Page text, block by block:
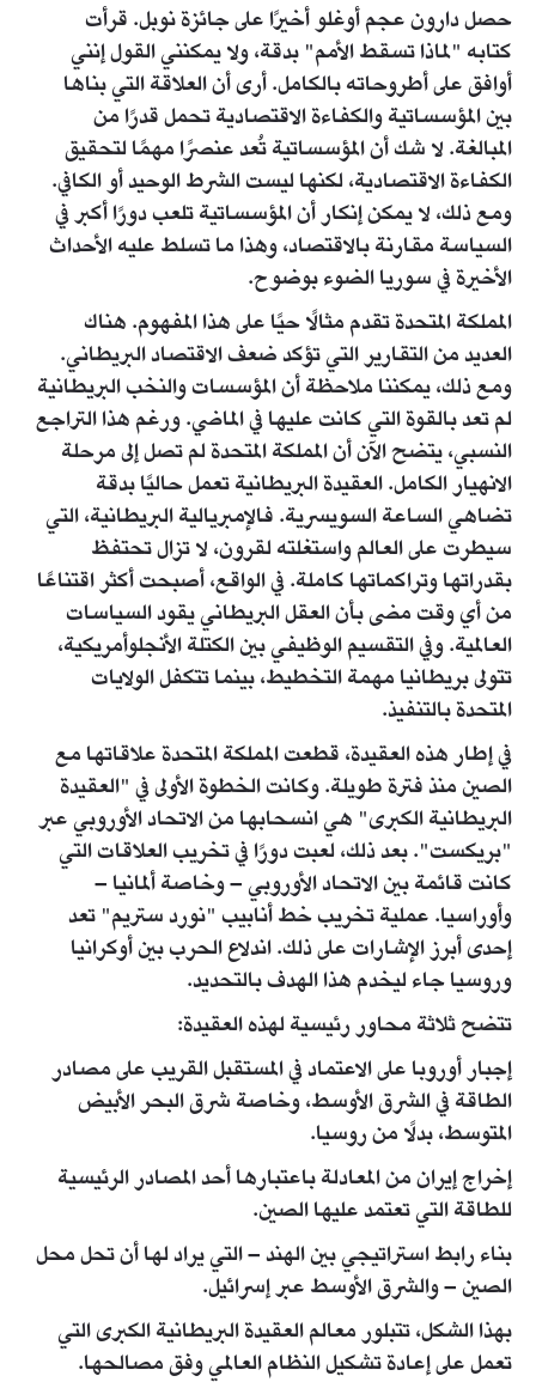
حصل دارون عجم أوغلو أخيرًا على جائزة نوبل. قرأت
كتابه "لماذا تسقط الأمم" بدقة، ولا يمكنني القول إنني
أوافق على أطروحاته بالكامل. أرى أن العلاقة التي بناها
بين المؤسساتية والكفاءة الاقتصادية تحمل قدرًا من
المبالغة. لا شك أن المؤسساتية تُعد عنصرًا مهمًا لتحقيق
الكفاءة الاقتصادية، لكنها ليست الشرط الوحيد أو الكافي.
ومع ذلك، لا يمكن إنكار أن المؤسساتية تلعب دورًا أكبر في
السياسة مقارنة بالاقتصاد، وهذا ما تسلط عليه الأحداث
الأخيرة في سوريا الضوء بوضوح.
المملكة المتحدة تقدم مثالًا حيًا على هذا المفهوم. هناك
العديد من التقارير التي تؤكد ضعف الاقتصاد البريطاني.
ومع ذلك، يمكننا ملاحظة أن المؤسسات والنخب البريطانية
لم تعد بالقوة التي كانت عليها في الماضي. ورغم هذا التراجع
النسبي، يتضح الآن أن المملكة المتحدة لم تصل إلى مرحلة
الانهيار الكامل. العقيدة البريطانية تعمل حاليًا بدقة
تضاهي الساعة السويسرية. فالإمبريالية البريطانية، التي
سيطرت على العالم واستغلته لقرون، لا تزال تحتفظ
بقدراتها وتراكماتها كاملة. في الواقع، أصبحت أكثر اقتناعًا
من أي وقت مضى بأن العقل البريطاني يقود السياسات
العالمية. وفي التقسيم الوظيفي بين الكتلة الأنجلوأمريكية،
تتولى بريطانيا مهمة التخطيط، بينما تتكفل الولايات
المتحدة بالتنفيذ.
في إطار هذه العقيدة، قطعت المملكة المتحدة علاقاتها مع
الصين منذ فترة طويلة. وكانت الخطوة الأولى في "العقيدة
البريطانية الكبرى" هي انسحابها من الاتحاد الأوروبي عبر
"بريكست". بعد ذلك، لعبت دورًا في تخريب العلاقات التي
كانت قائمة بين الاتحاد الأوروبي – وخاصة ألمانيا –
وأوراسيا. عملية تخريب خط أنابيب "نورد ستريم" تعد
إحدى أبرز الإشارات على ذلك. اندلاع الحرب بين أوكرانيا
وروسيا جاء ليخدم هذا الهدف بالتحديد.
تتضح ثلاثة محاور رئيسية لهذه العقيدة:
إجبار أوروبا على الاعتماد في المستقبل القريب على مصادر
الطاقة في الشرق الأوسط، وخاصة شرق البحر الأبيض
المتوسط، بدلًا من روسيا.
إخراج إيران من المعادلة باعتبارها أحد المصادر الرئيسية
للطاقة التي تعتمد عليها الصين.
بناء رابط استراتيجي بين الهند – التي يراد لها أن تحل محل
الصين – والشرق الأوسط عبر إسرائيل.
بهذا الشكل، تتبلور معالم العقيدة البريطانية الكبرى التي
تعمل على إعادة تشكيل النظام العالمي وفق مصالحها.